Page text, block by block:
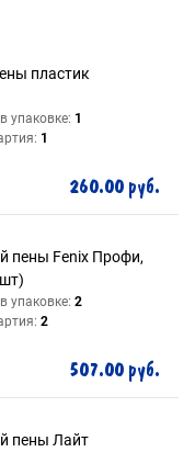
пластик
упаковке: 1
1
260.00 руб.
пены Fenix Профи,
упаковке: 2
2
507.00 руб.
пены Лайт